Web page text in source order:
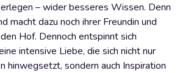
– wider besseres Wissen. Denn
macht dazu noch ihrer Freundin und
Hof. Dennoch entspinnt sich
intensive Liebe, die sich nicht nur
hinwegsetzt, sondern auch Inspiration